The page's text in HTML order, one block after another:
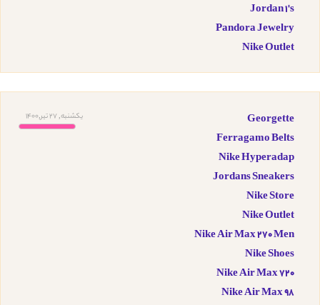
Jordan 1's
Pandora Jewelry
Nike Outlet
یکشنبه, 27 تیر,1400
Georgette
Ferragamo Belts
Nike Hyperadap
Jordans Sneakers
Nike Store
Nike Outlet
Nike Air Max 270 Men
Nike Shoes
Nike Air Max 720
Nike Air Max 98